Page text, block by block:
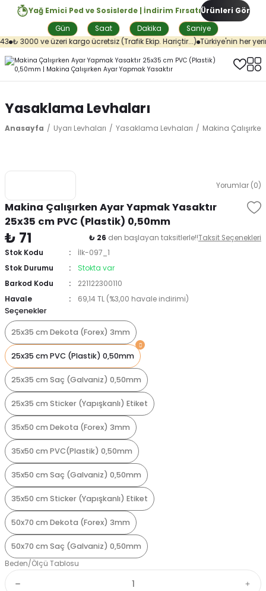
Yağ Emici Ped ve Sosislerde | İndirim Fırsatı
Gün
Saat Dakika Saniye
Ürünleri Gör
₺ 3000 ve üzeri kargo ücretsiz (Trafik Ekip. Hariçtir...) Türkiye'nin her
Yasaklama Levhaları
Anasayfa Uyarı Levhaları Yasaklama Levhaları Makina
Yorumlar (0)
Makina Çalışırken Ayar Yapmak Yasaktır
25x35 cm PVC (Plastik) 0,50mm
₺ 71 ₺ 26 den başlayan taksitlerle!!Taksit Seçenekleri
Stok Kodu
İlk-097_1
Stok Durumu
Stokta var
Barkod Kodu
221122300110
Havale
69,14 TL (%3,00 havale indirimi)
Seçenekler
25x35 cm Dekota (Forex) 3mm
25x35 cm PVC (Plastik) 0,50mm
25x35 cm Saç (Galvaniz) 0,50mm
25x35 cm Sticker (Yapışkanlı) Etiket
35x50 cm Dekota (Forex) 3mm
35x50 cm PVC(Plastik) 0,50mm
35x50 cm Saç (Galvaniz) 0,50mm
35x50 cm Sticker (Yapışkanlı) Etiket
50x70 cm Dekota (Forex) 3mm
50x70 cm Saç (Galvaniz) 0,50mm
Beden/Ölçü Tablosu